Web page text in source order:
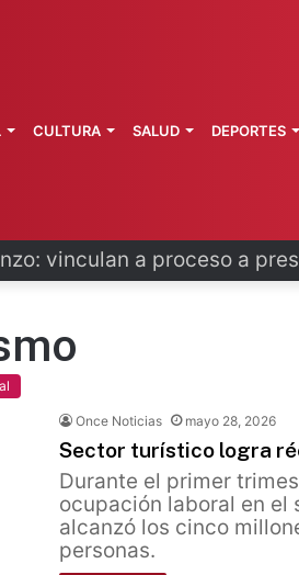
técnicos
CULTURA SALUD DEPORTES
Once Noticias mayo 28, 2026
Sector turístico logra
Durante el primer
ocupación laboral en
alcanzó los cinco
personas.